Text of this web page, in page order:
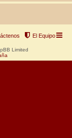
El Equipo
Limited